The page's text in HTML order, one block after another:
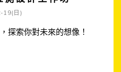
19(日)
探索你對未來的想像！